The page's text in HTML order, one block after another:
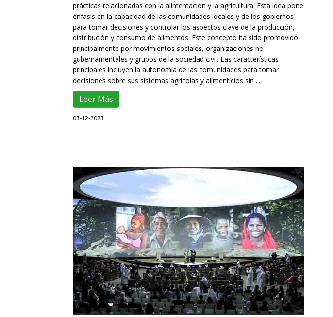
prácticas relacionadas con la alimentación y la agricultura. Esta idea pone
énfasis en la capacidad de las comunidades locales y de los gobiernos
para tomar decisiones y controlar los aspectos clave de la producción,
distribución y consumo de alimentos. Este concepto ha sido promovido
principalmente por movimientos sociales, organizaciones no
gubernamentales y grupos de la sociedad civil. Las características
principales incluyen la autonomía de las comunidades para tomar
decisiones sobre sus sistemas agrícolas y alimenticios sin ...
Leer Más
03-12-2023